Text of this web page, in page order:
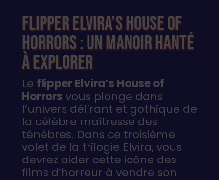
Flipper Elvira’s House of
Horrors : un manoir hanté
à explorer
Le flipper Elvira’s House of
Horrors vous plonge dans
l’univers délirant et gothique de
la célèbre maîtresse des
ténèbres. Dans ce troisième
volet de la trilogie Elvira, vous
devrez aider cette icône des
films d’horreur à vendre son